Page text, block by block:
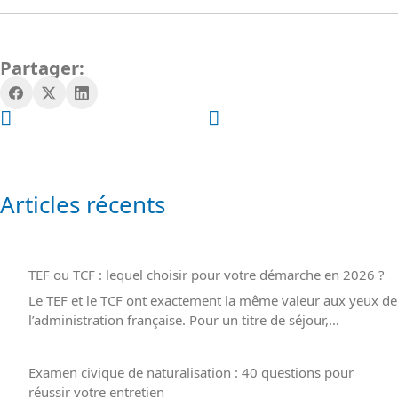
légitimité professionnelle gagnées favorisent les promotions et les
nouvelles opportunités.
Partager:
Articles récents
TEF ou TCF : lequel choisir pour votre démarche en 2026 ?
Le TEF et le TCF ont exactement la même valeur aux yeux de
l’administration française. Pour un titre de séjour,…
Examen civique de naturalisation : 40 questions pour
réussir votre entretien